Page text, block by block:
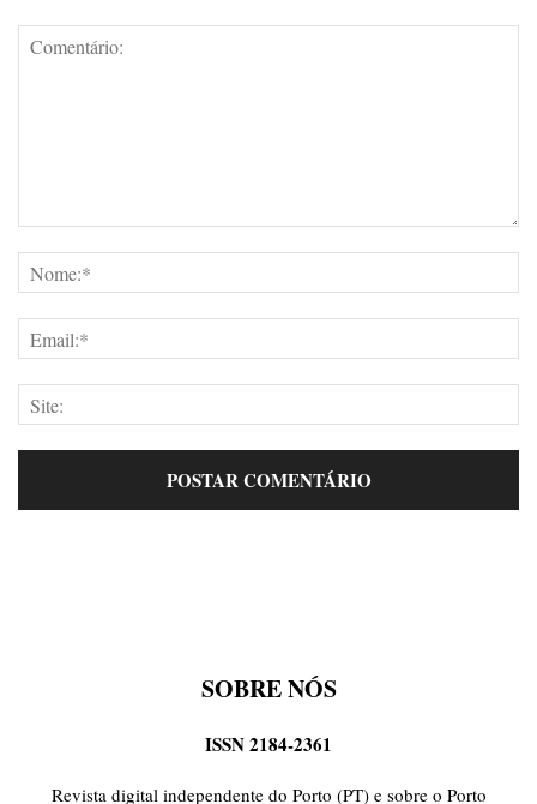
SOBRE NÓS
ISSN 2184-2361
Revista digital independente do Porto (PT) e sobre o Porto